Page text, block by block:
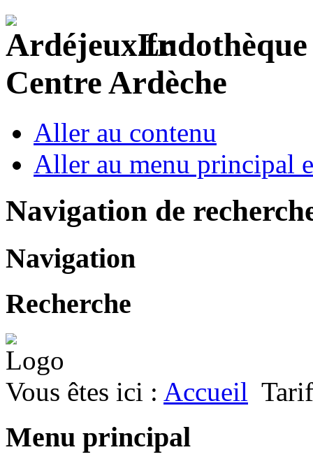
Centre Ardèche
Aller au contenu
Aller au menu principal
Navigation de
Navigation
Recherche
Vous êtes ici : Accueil
Menu principal